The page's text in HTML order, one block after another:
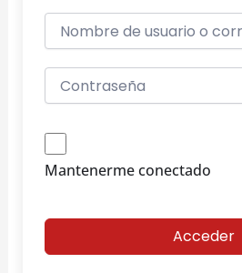
Mantenerme conectado
Acceder